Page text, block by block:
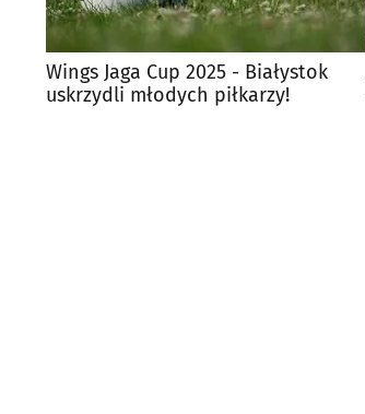
Wings Jaga Cup 2025 - Białystok
uskrzydli młodych piłkarzy!